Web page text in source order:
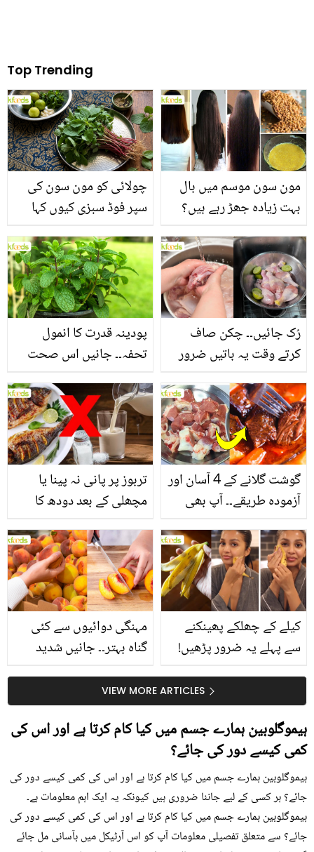
Top Trending
چولائی کو مون سون کی
سپر فوڈ سبزی کیوں کہا
منرلز اور اینٹی آکسیڈنٹس
سے بھرپور اس سبزی کے
فائدے
مون سون موسم میں بال
بہت زیادہ جھڑ رہے ہیں؟
بنانے کے چند قدرتی طریقے
پودینہ قدرت کا انمول
تحفہ۔۔ جانیں اس صحت
انگیز طبی فوائد
رُک جائیں۔۔ چکن صاف
کرتے وقت یہ باتیں ضرور
تربوز پر پانی نہ پینا یا
مچھلی کے بعد دودھ کا
سے متعلق غلط فہمیوں کی
حقیقت کیا ہے اور افواہ
کیا؟
گوشت گلانے کے 4 آسان اور
آزمودہ طریقے۔۔ آپ بھی
بتائے راز
مہنگی دوائیوں سے کئی
گناہ بہتر۔۔ جانیں شدید
کیوں کھانا چاہیے؟
کیلے کے چھلکے پھینکنے
سے پہلے یہ ضرور پڑھیں!
سستا اور قدرتی حلVIEW MORE ARTICLES
ہیموگلوبین ہمارے جسم میں کیا کام کرتا ہے اور اس کی
کمی کیسے دور کی جائے؟
ہیموگلوبین ہمارے جسم میں کیا کام کرتا ہے اور اس کی کمی کیسے دور کی
جائے؟ ہر کسی کے لیے جاننا ضروری ہیں کیونکہ یہ ایک اہم معلومات ہے۔
ہیموگلوبین ہمارے جسم میں کیا کام کرتا ہے اور اس کی کمی کیسے دور کی
جائے؟ سے متعلق تفصیلی معلومات آپ کو اس آرٹیکل میں بآسانی مل جائے